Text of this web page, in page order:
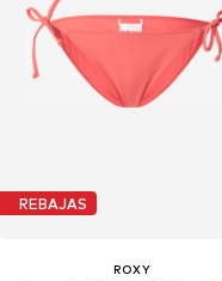
REBAJAS
ROXY